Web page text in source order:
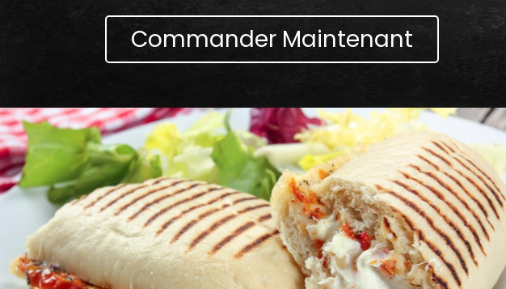
Commander Maintenant